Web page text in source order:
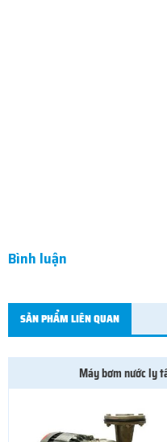
Bình luận
SẢN PHẨM LIÊN QUAN
Máy bơm nước ly